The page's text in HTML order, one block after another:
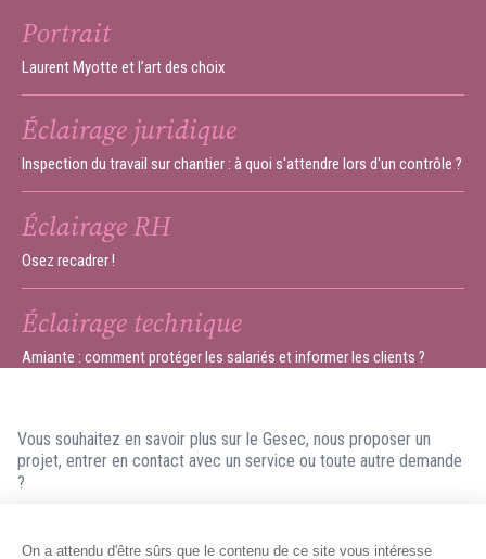
Portrait
Laurent Myotte et l’art des choix
Éclairage juridique
Inspection du travail sur chantier : à quoi s'attendre lors d'un contrôle ?
Éclairage RH
Osez recadrer !
Éclairage technique
Amiante : comment protéger les salariés et informer les clients ?
Vous souhaitez en savoir plus sur le Gesec, nous proposer un
projet, entrer en contact avec un service ou toute autre demande
?
répondre dans les meilleurs délais.